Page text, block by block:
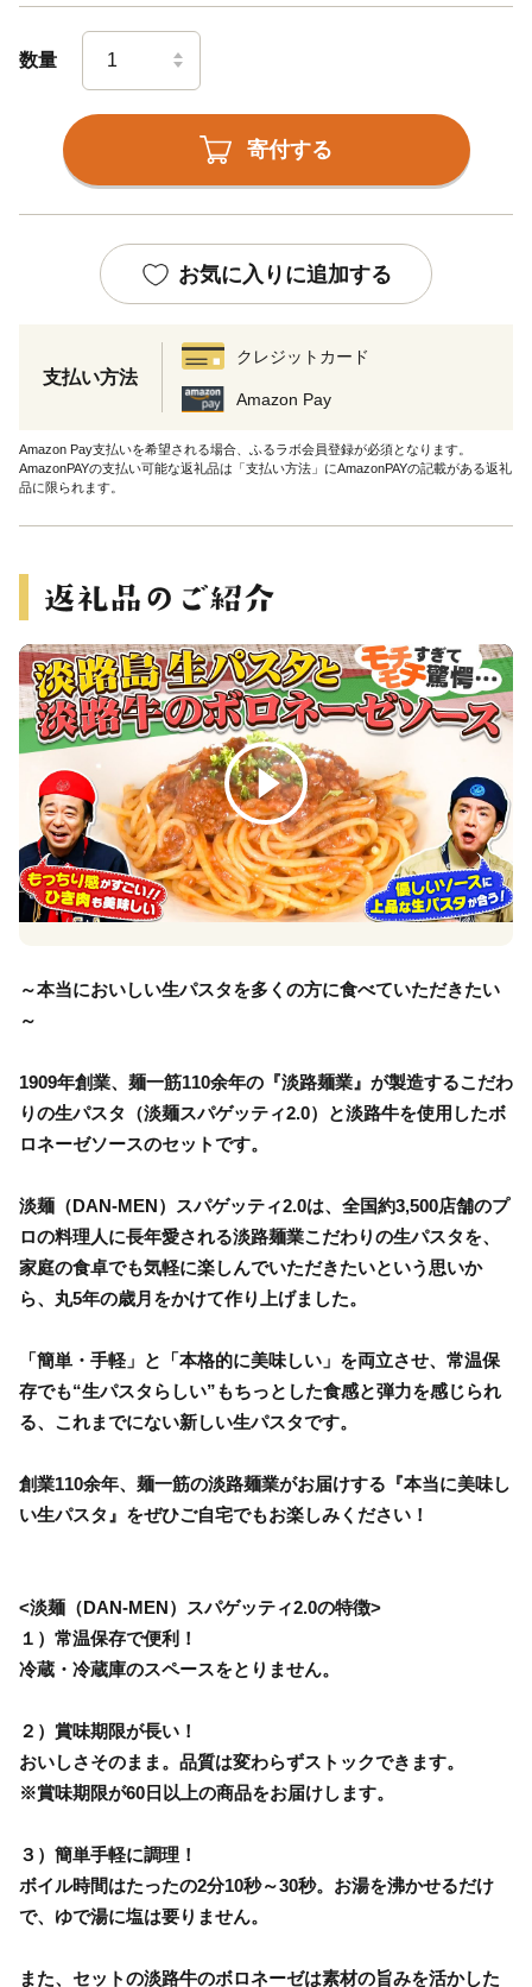
数量
寄付する
お気に入りに追加する
支払い方法
クレジットカード
Amazon Pay
Amazon Pay支払いを希望される場合、ふるラボ会員登録が必須となります。
AmazonPAYの支払い可能な返礼品は「支払い方法」にAmazonPAYの記載がある返礼
品に限られます。
～本当においしい生パスタを多くの方に食べていただきたい
～
1909年創業、麺一筋110余年の『淡路麺業』が製造するこだわ
りの生パスタ（淡麺スパゲッティ2.0）と淡路牛を使用したボ
ロネーゼソースのセットです。
淡麺（DAN-MEN）スパゲッティ2.0は、全国約3,500店舗のプ
ロの料理人に長年愛される淡路麺業こだわりの生パスタを、
家庭の食卓でも気軽に楽しんでいただきたいという思いか
ら、丸5年の歳月をかけて作り上げました。
「簡単・手軽」と「本格的に美味しい」を両立させ、常温保
存でも“生パスタらしい”もちっとした食感と弾力を感じられ
る、これまでにない新しい生パスタです。
創業110余年、麺一筋の淡路麺業がお届けする『本当に美味し
い生パスタ』をぜひご自宅でもお楽しみください！
<淡麺（DAN-MEN）スパゲッティ2.0の特徴>
１）常温保存で便利！
冷蔵・冷蔵庫のスペースをとりません。
２）賞味期限が長い！
おいしさそのまま。品質は変わらずストックできます。
※賞味期限が60日以上の商品をお届けします。
３）簡単手軽に調理！
ボイル時間はたったの2分10秒～30秒。お湯を沸かせるだけ
で、ゆで湯に塩は要りません。
また、セットの淡路牛のボロネーゼは素材の旨みを活かした